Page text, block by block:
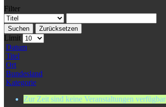
Filter
Suchen Zurücksetzen
Limit
Datum
Titel
Ort
Bundesland
Kategorie
Zur Zeit sind keine Veranstaltungen verfügbar